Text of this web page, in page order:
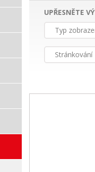
UPŘESNĚTE
Typ
Stránkování